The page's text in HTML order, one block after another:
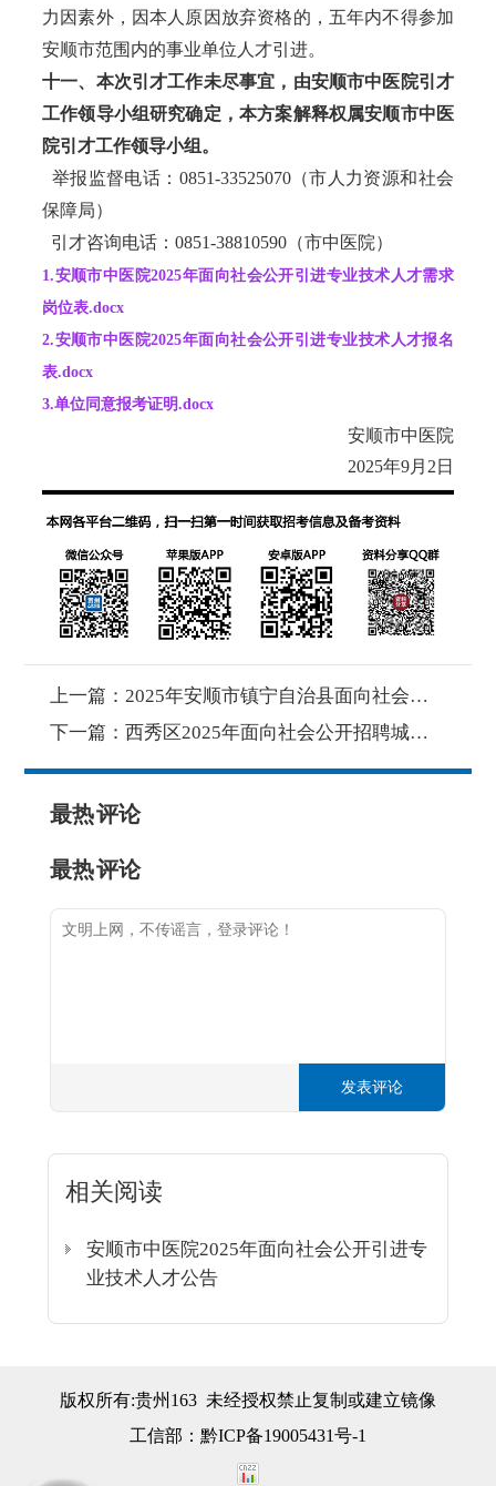
力因素外，因本人原因放弃资格的，五年内不得参加
安顺市范围内的事业单位人才引进。
十一、本次引才工作未尽事宜，由安顺市中医院引才
工作领导小组研究确定，本方案解释权属安顺市中医
院引才工作领导小组。
举报监督电话：0851-33525070（市人力资源和社会
保障局）
引才咨询电话：0851-38810590（市中医院）
1.安顺市中医院2025年面向社会公开引进专业技术人才需求
岗位表.docx
2.安顺市中医院2025年面向社会公开引进专业技术人才报名
表.docx
3.单位同意报考证明.docx
安顺市中医院
2025年9月2日
上一篇： 2025年安顺市镇宁自治县面向社会公开招聘事业单位工作人员第三批考察合格及拟聘用人员名单公示
下一篇： 西秀区2025年面向社会公开招聘城市社区工作者笔试成绩排名及资格复审有关事宜的公告
最热评论
最热评论
发表评论
相关阅读
安顺市中医院2025年面向社会公开引进专
业技术人才公告
版权所有:贵州163 未经授权禁止复制或建立镜像
工信部： 黔ICP备19005431号-1